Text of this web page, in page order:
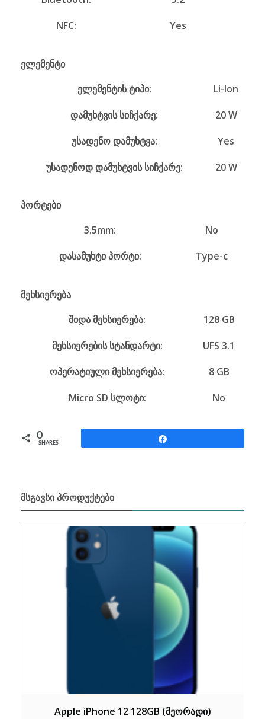
NFC:
Yes
ელემენტი
ელემენტის ტიპი:
Li-Ion
დამუხტვის სიჩქარე:
20 W
უსადენო დამუხტვა:
Yes
უსადენოდ დამუხტვის სიჩქარე:
20 W
პორტები
3.5mm:
No
დასამუხტი პორტი:
Type-c
მეხსიერება
შიდა მეხსიერება:
128 GB
მეხსიერების სტანდარტი:
UFS 3.1
ოპერატიული მეხსიერება:
8 GB
Micro SD სლოტი:
No
0
SHARES
ᲛᲡᲒᲐᲕᲡᲘ ᲞᲠᲝᲓᲣᲥᲢᲔᲑᲘ
Apple iPhone 12 128GB (მეორადი)